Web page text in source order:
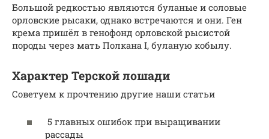
Большой редкостью являются буланые и соловые
орловские рысаки, однако встречаются и они. Ген
крема пришёл в генофонд орловской рысистой
породы через мать Полкана I, буланую кобылу.
Характер Терской лошади
Советуем к прочтению другие наши статьи
5 главных ошибок при выращивании
рассады